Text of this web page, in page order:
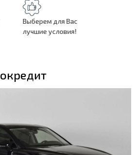
Выберем для Вас
лучшие условия!